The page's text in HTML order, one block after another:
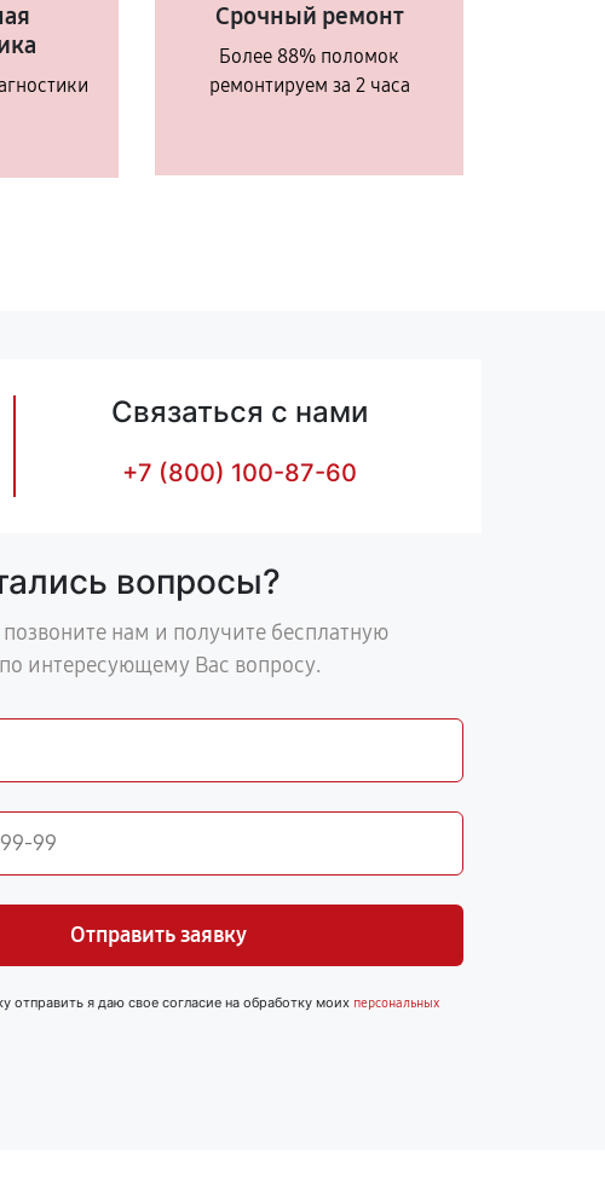
Срочный ремонт
Более 88% поломок
ремонтируем за 2 часа
Связаться с нами
+7 (800) 100-87-60
вопросы?
нам и получите бесплатную
интересующему Вас вопросу.
Отправить заявку
отправить я даю свое согласие на обработку моих персональных